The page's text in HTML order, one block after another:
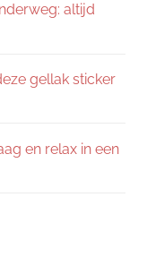
altijd
gellak sticker
en relax in een